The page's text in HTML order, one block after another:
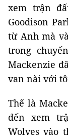
xem trận
Goodison
từ Anh mà
trong
Mackenzie
van nài với
Thế là
đến xem
Wolves vào